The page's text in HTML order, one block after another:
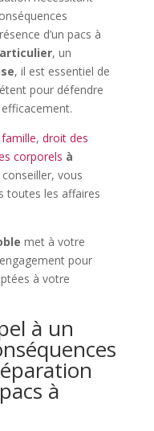
d’un pacs à
, un
, il est essentiel de
pour défendre
, droit des
corporels à
vous
toutes les affaires
met à votre
pour
à votre
à un
à